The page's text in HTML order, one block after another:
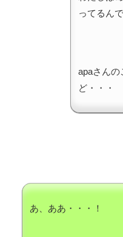
ってるん
apaさんの
ど・・・
あ、ああ・・・！